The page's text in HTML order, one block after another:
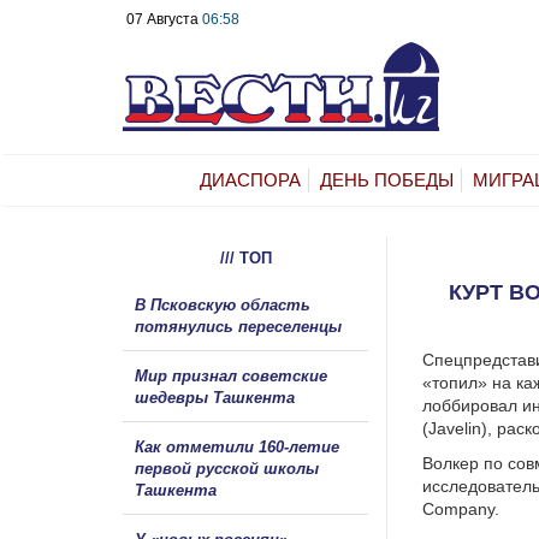
07 Августа 06:58
ДИАСПОРА ДЕНЬ ПОБЕДЫ
КУРТ
«топил» на
лоббировал
(Javelin),
Волкер по
Company.
/// ТОП
В Псковскую область
потянулись переселенцы
Мир признал советские
шедевры Ташкента
Как отметили 160-летие
первой русской школы
Ташкента